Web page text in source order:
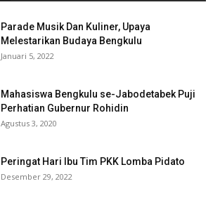
Parade Musik Dan Kuliner, Upaya
Melestarikan Budaya Bengkulu
Januari 5, 2022
Mahasiswa Bengkulu se-Jabodetabek Puji
Perhatian Gubernur Rohidin
Agustus 3, 2020
Peringat Hari Ibu Tim PKK Lomba Pidato
Desember 29, 2022